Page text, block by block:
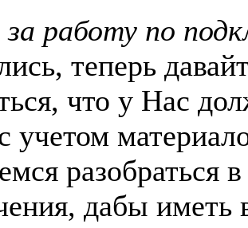
за работу по
теперь
что у Нас
учетом
разобраться
дабы иметь